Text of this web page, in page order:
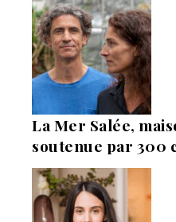
La Mer Salée,
soutenue par 300